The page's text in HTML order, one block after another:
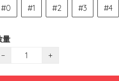
#0
#1 #2 #3 #4
量
−
+